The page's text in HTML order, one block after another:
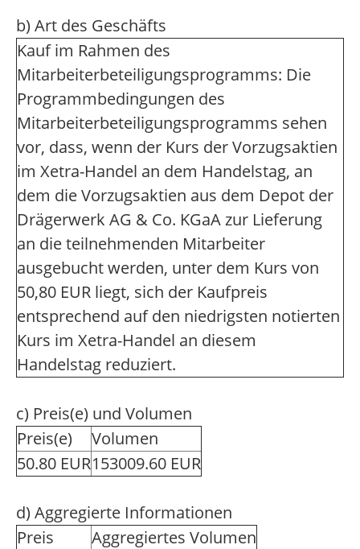
b) Art des Geschäfts
Kauf im Rahmen des
Mitarbeiterbeteiligungsprogramms: Die
Programmbedingungen des
Mitarbeiterbeteiligungsprogramms sehen
vor, dass, wenn der Kurs der Vorzugsaktien
im Xetra-Handel an dem Handelstag, an
dem die Vorzugsaktien aus dem Depot der
Drägerwerk AG & Co. KGaA zur Lieferung
an die teilnehmenden Mitarbeiter
ausgebucht werden, unter dem Kurs von
50,80 EUR liegt, sich der Kaufpreis
entsprechend auf den niedrigsten notierten
Kurs im Xetra-Handel an diesem
Handelstag reduziert.
c) Preis(e) und Volumen
Preis(e)
Volumen
50.80 EUR153009.60 EUR
d) Aggregierte Informationen
Preis
Aggregiertes Volumen